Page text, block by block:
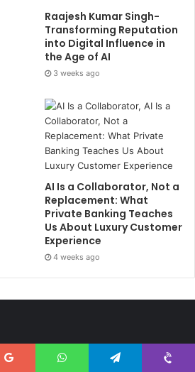
Raajesh Kumar Singh-
Transforming Reputation
into Digital Influence in
the Age of AI
3 weeks ago
AI Is a Collaborator, Not a
Replacement: What
Private Banking Teaches
Us About Luxury Customer
Experience
4 weeks ago